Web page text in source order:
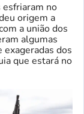
esfriaram no
origem a
a união dos
algumas
exageradas dos
que estará no